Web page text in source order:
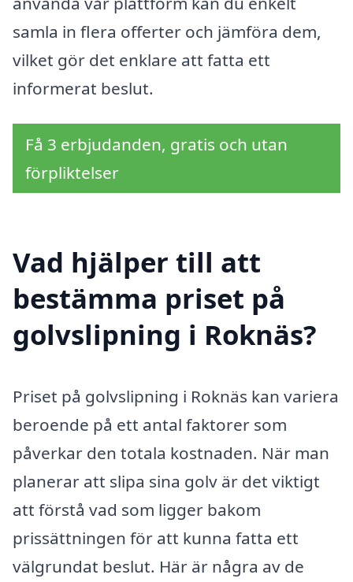
samla in flera offerter och jämföra dem,
vilket gör det enklare att fatta ett
informerat beslut.
Få 3 erbjudanden, gratis och utan
förpliktelser
Vad hjälper till att
bestämma priset på
golvslipning i Roknäs?
Priset på golvslipning i Roknäs kan variera
beroende på ett antal faktorer som
påverkar den totala kostnaden. När man
planerar att slipa sina golv är det viktigt
att förstå vad som ligger bakom
prissättningen för att kunna fatta ett
välgrundat beslut. Här är några av de